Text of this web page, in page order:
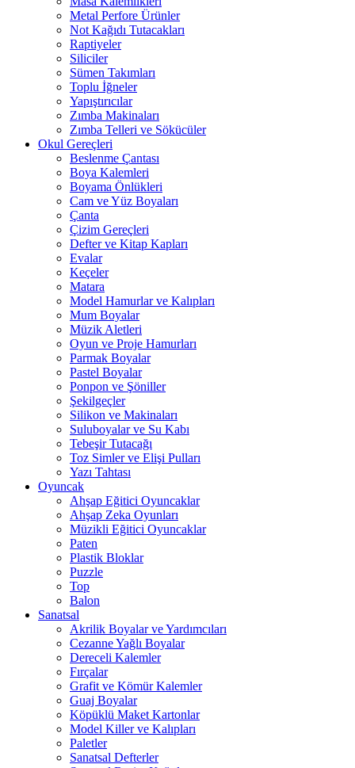
Metal Perfore Ürünler
Not Kağıdı Tutacakları
Raptiyeler
Siliciler
Sümen Takımları
Toplu İğneler
Yapıştırıcılar
Zımba Makinaları
Zımba Telleri ve Sökücüler
Okul Gereçleri
Beslenme Çantası
Boya Kalemleri
Boyama Önlükleri
Cam ve Yüz Boyaları
Çanta
Çizim Gereçleri
Defter ve Kitap Kapları
Evalar
Keçeler
Matara
Model Hamurlar ve Kalıpları
Mum Boyalar
Müzik Aletleri
Oyun ve Proje Hamurları
Parmak Boyalar
Pastel Boyalar
Ponpon ve Şöniller
Şekilgeçler
Silikon ve Makinaları
Suluboyalar ve Su Kabı
Tebeşir Tutacağı
Toz Simler ve Elişi Pulları
Yazı Tahtası
Oyuncak
Ahşap Eğitici Oyuncaklar
Ahşap Zeka Oyunları
Müzikli Eğitici Oyuncaklar
Paten
Plastik Bloklar
Puzzle
Top
Balon
Sanatsal
Akrilik Boyalar ve Yardımcıları
Cezanne Yağlı Boyalar
Dereceli Kalemler
Fırçalar
Grafit ve Kömür Kalemler
Guaj Boyalar
Köpüklü Maket Kartonlar
Model Killer ve Kalıpları
Paletler
Sanatsal Defterler